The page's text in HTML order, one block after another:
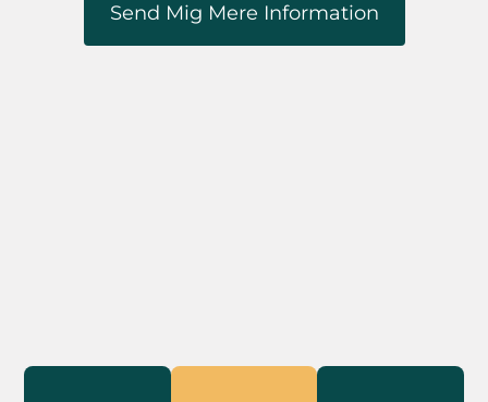
Send Mig Mere Information